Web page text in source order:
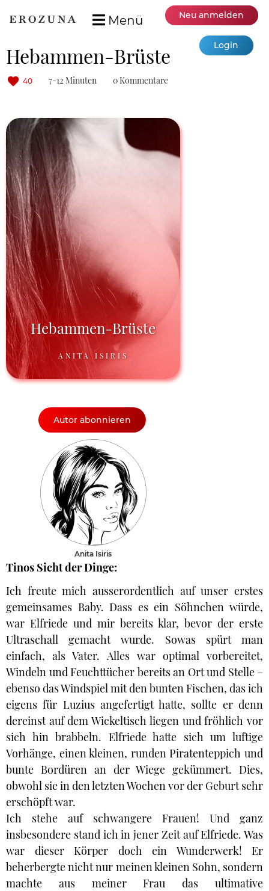
Menü Neu anmelden
Login
Hebammen-Brüste
40 7-12 Minuten 0 Kommentare
Hebammen-Brüste
ANITA ISIRIS
Autor abonnieren
Anita Isiris
Tinos Sicht der Dinge:
Ich freute mich ausserordentlich auf unser erstes
gemeinsames Baby. Dass es ein Söhnchen würde,
war Elfriede und mir bereits klar, bevor der erste
Ultraschall gemacht wurde. Sowas spürt man
einfach, als Vater. Alles war optimal vorbereitet,
Windeln und Feuchttücher bereits an Ort und Stelle –
ebenso das Windspiel mit den bunten Fischen, das ich
eigens für Luzius angefertigt hatte, sollte er denn
dereinst auf dem Wickeltisch liegen und fröhlich vor
sich hin brabbeln. Elfriede hatte sich um luftige
Vorhänge, einen kleinen, runden Piratenteppich und
bunte Bordüren an der Wiege gekümmert. Dies,
obwohl sie in den letzten Wochen vor der Geburt sehr
erschöpft war.
Ich stehe auf schwangere Frauen! Und ganz
insbesondere stand ich in jener Zeit auf Elfriede. Was
war dieser Körper doch ein Wunderwerk! Er
beherbergte nicht nur meinen kleinen Sohn, sondern
machte aus meiner Frau das ultimative